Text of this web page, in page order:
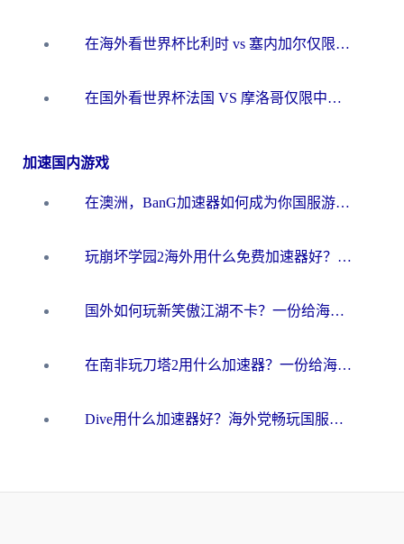
在海外看世界杯比利时 vs 塞内加尔仅限中国大陆？我找到了最流畅的中文解说之路
在国外看世界杯法国 VS 摩洛哥仅限中国大陆？海外党这样看中文解说赛事不卡顿
加速国内游戏
在澳洲，BanG加速器如何成为你国服游戏的“时光机”？
玩崩坏学园2海外用什么免费加速器好？2026海外党亲测国服游戏加速指南
国外如何玩新笑傲江湖不卡？一份给海外游子的终极网络指南
在南非玩刀塔2用什么加速器？一份给海外游子的终极生存指南
Dive用什么加速器好？海外党畅玩国服游戏的终极避坑指南